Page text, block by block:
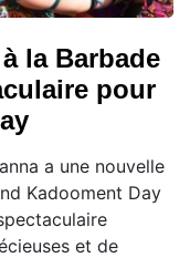
la Barbade
pour
a une nouvelle
Kadooment Day
et de